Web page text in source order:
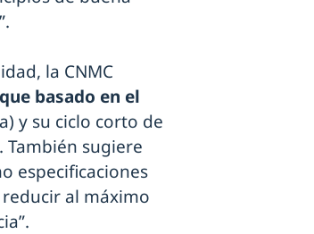
la CNMC
basado en el
y su ciclo corto de
También sugiere
especificaciones
al máximo